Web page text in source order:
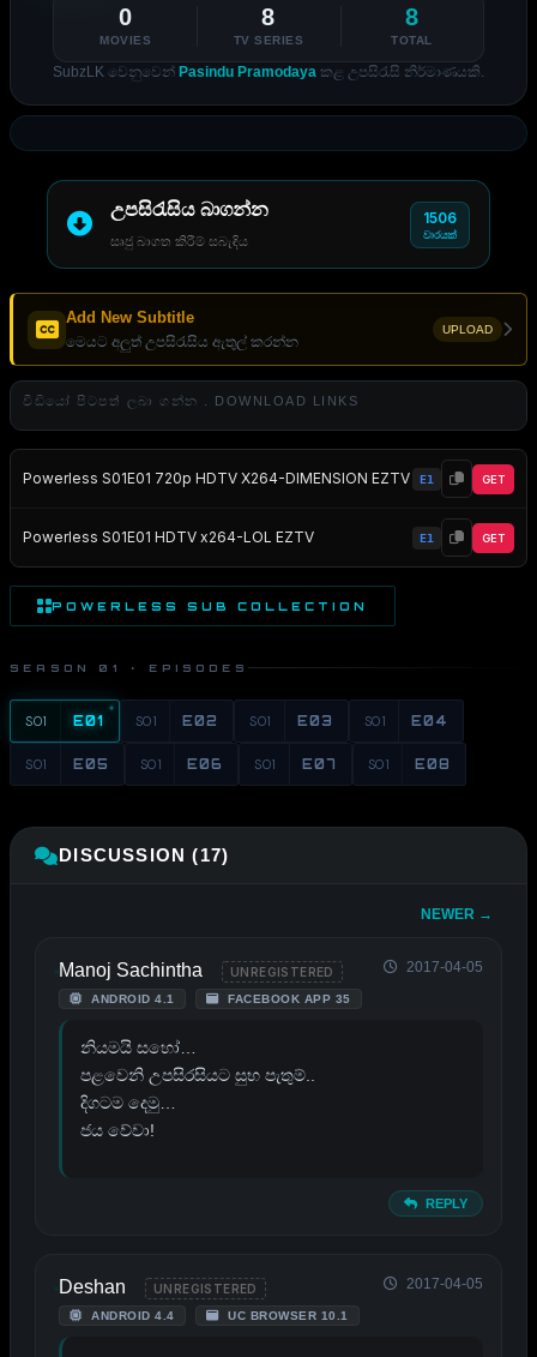
0
MOVIES
8
TV SERIES
8
TOTAL
SubzLK වෙනුවෙන් Pasindu Pramodaya කළ උපසිරැසි නිර්මාණයකි.
උපසිරැසිය බාගන්න
සෘජු බාගත කිරීම් සබැඳිය
1506
වාරයක්
Add New Subtitle
මෙයට අලුත් උපසිරැසිය ඇතුල් කරන්න
UPLOAD
වීඩියෝ පිටපත් ලබා ගන්න . DOWNLOAD LINKS
Powerless S01E01 720p HDTV X264-DIMENSION EZTV E1 GET
Powerless S01E01 HDTV x264-LOL EZTV E1 GET
POWERLESS SUB COLLECTION
SEASON 01 · EPISODES
S01 E01 S01 E02 S01 E03 S01 E04
S01 E05 S01 E06 S01 E07 S01 E08
DISCUSSION (17)
NEWER →
Manoj Sachintha UNREGISTERED
ANDROID 4.1 FACEBOOK APP 35
2017-04-05
නියමයි සහෝ…
පළවෙනි උපසිරසියට සුභ පැතුම්..
දිගටම දෙමු…
ජය වේවා!
REPLY
Deshan UNREGISTERED
ANDROID 4.4 UC BROWSER 10.1
2017-04-05